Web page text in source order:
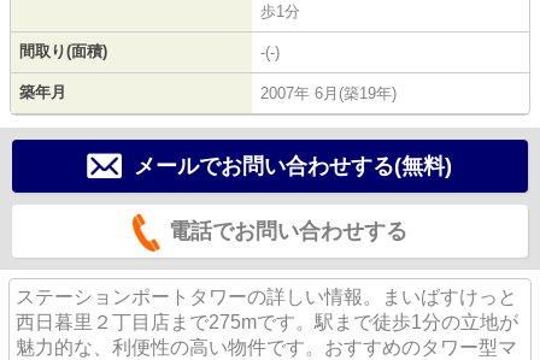
歩1分
間取り(面積) -(-)
築年月 2007年 6月(築19年)
メールでお問い合わせする(無料)
電話でお問い合わせする
ステーションポートタワーの詳しい情報。まいばすけっと
西日暮里２丁目店まで275mです。駅まで徒歩1分の立地が
魅力的な、利便性の高い物件です。おすすめのタワー型マ